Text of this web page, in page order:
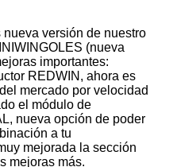
versión de nuestro
(nueva
importantes:
REDWIN, ahora es
mercado por velocidad
el módulo de
nueva opción de poder
a tu
mejorada la sección
mejoras más.